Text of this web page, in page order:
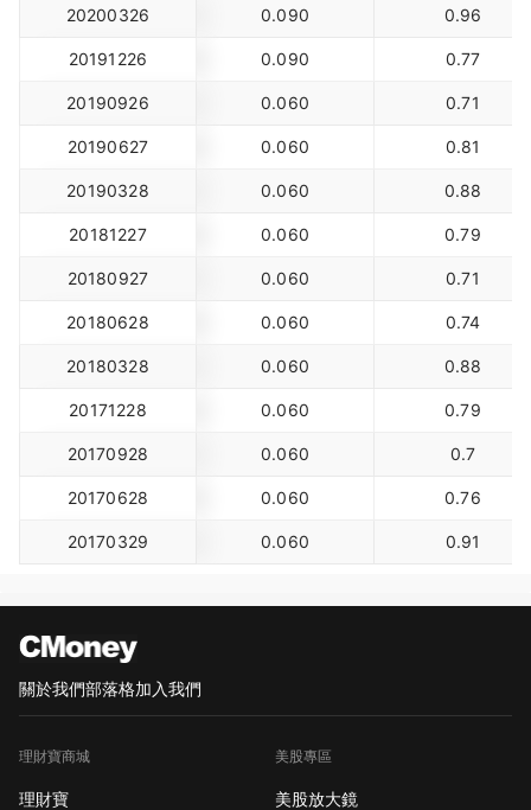
20200326 0.090 0.96
20191226 0.090 0.77
20190926 0.060 0.71
20190627 0.060 0.81
20190328 0.060 0.88
20181227 0.060 0.79
20180927 0.060 0.71
20180628 0.060 0.74
20180328 0.060 0.88
20171228 0.060 0.79
20170928 0.060 0.7
20170628 0.060 0.76
20170329 0.060 0.91
關於我們部落格加入我們
理財寶商城
理財寶
美股專區
美股放大鏡